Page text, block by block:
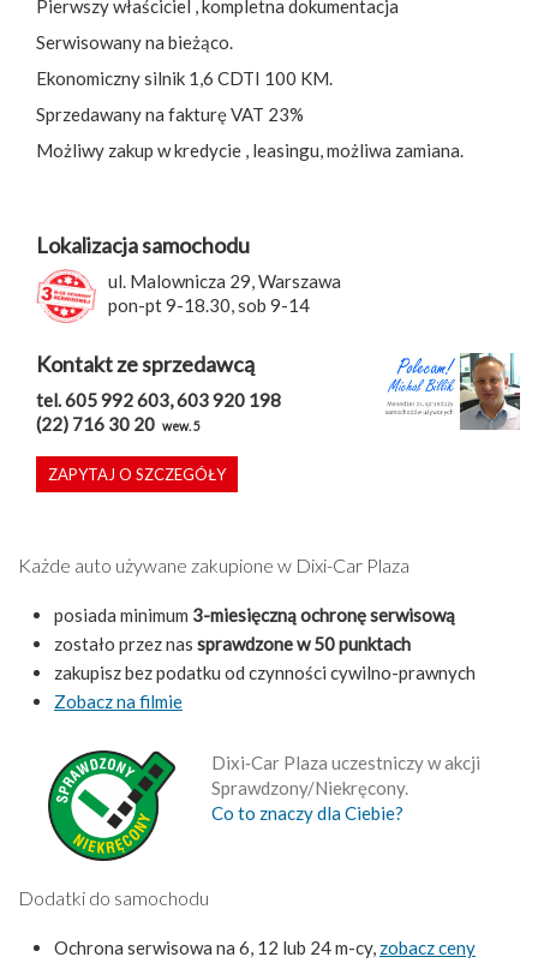
Pierwszy właściciel , kompletna dokumentacja
Serwisowany na bieżąco.
Ekonomiczny silnik 1,6 CDTI 100 KM.
Sprzedawany na fakturę VAT 23%
Możliwy zakup w kredycie , leasingu, możliwa zamiana.
Lokalizacja samochodu
ul. Malownicza 29, Warszawa
pon-pt 9-18.30, sob 9-14
Kontakt ze sprzedawcą
tel. 605 992 603, 603 920 198
(22) 716 30 20 wew. 5
ZAPYTAJ O SZCZEGÓŁY
Każde auto używane zakupione w Dixi-Car Plaza
posiada minimum 3-miesięczną ochronę serwisową
zostało przez nas sprawdzone w 50 punktach
zakupisz bez podatku od czynności cywilno-prawnych
Zobacz na filmie
Dixi‑Car Plaza uczestniczy w akcji
Sprawdzony/Niekręcony.
Co to znaczy dla Ciebie?
Dodatki do samochodu
Ochrona serwisowa na 6, 12 lub 24 m-cy, zobacz ceny